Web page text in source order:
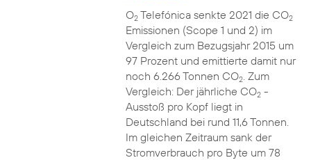
O2Telefónica senkte 2021 die CO2
Emissionen (Scope 1 und 2) im
Vergleich zum Bezugsjahr 2015 um
97 Prozent und emittierte damit nur
noch 6.266 Tonnen CO2. Zum
Vergleich: Der jährliche CO2-
Ausstoß pro Kopf liegt in
Deutschland bei rund 11,6 Tonnen.
Im gleichen Zeitraum sank der
Stromverbrauch pro Byte um 78